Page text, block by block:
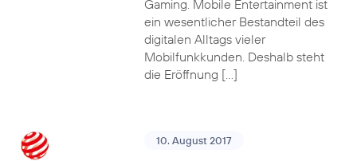
Gaming. Mobile Entertainment ist
ein wesentlicher Bestandteil des
digitalen Alltags vieler
Mobilfunkkunden. Deshalb steht
die Eröffnung […]
10. August 2017